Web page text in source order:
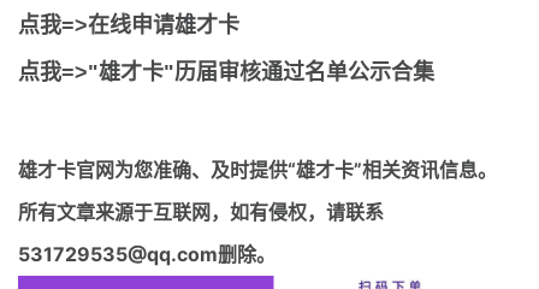
点我=>在线申请雄才卡
点我=>"雄才卡"历届审核通过名单公示合集
雄才卡官网为您准确、及时提供“雄才卡”相关资讯信息。
所有文章来源于互联网，如有侵权，请联系
531729535@qq.com删除。